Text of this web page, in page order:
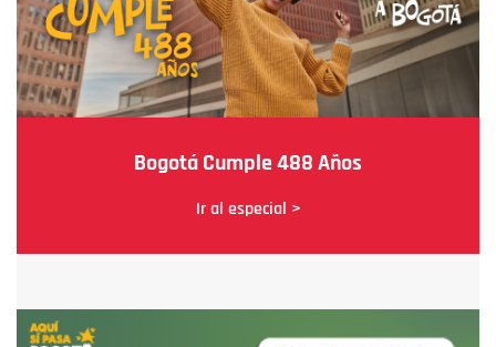
Bogotá Cumple 488 Años
Ir al especial >